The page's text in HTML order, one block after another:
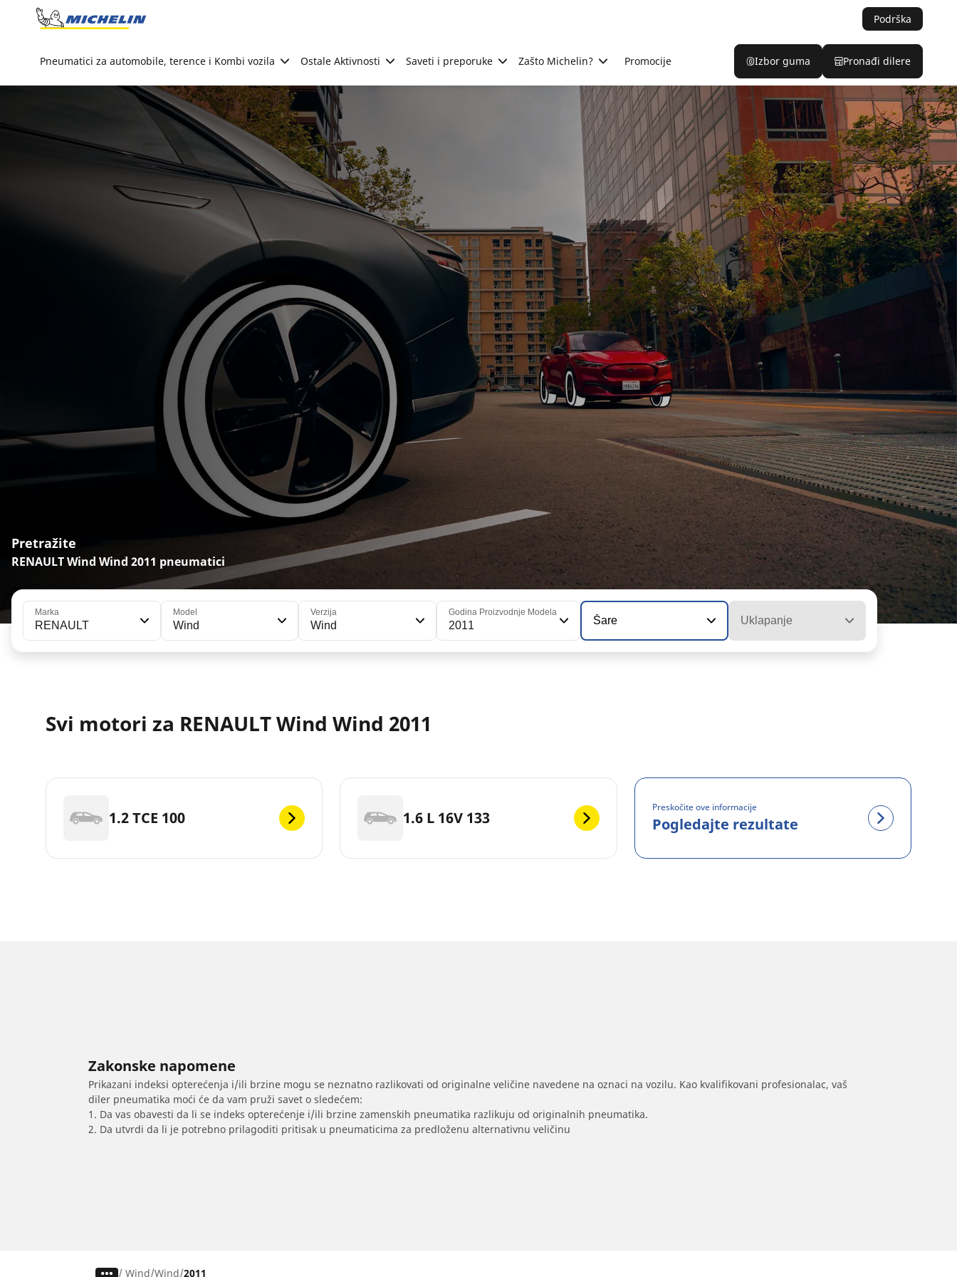
Go to page content
Podrška
Pneumatici za automobile, terence i Kombi vozila Ostale Aktivnosti Saveti i preporuke Zašto Michelin? Promocije Izbor guma Pronađi dilere
Pretražite
RENAULT Wind Wind 2011 pneumatici
Marka
RENAULT
Model
Wind
Verzija
Wind
Godina Proizvodnje Modela
2011 Šare Uklapanje
Svi motori za RENAULT Wind Wind 2011
1.2 TCE 100 1.6 L 16V 133
Preskočite ove informacije
Pogledajte rezultate
Zakonske napomene
Prikazani indeksi opterećenja i/ili brzine mogu se neznatno razlikovati od originalne veličine navedene na oznaci na vozilu. Kao kvalifikovani profesionalac, vaš
diler pneumatika moći će da vam pruži savet o sledećem:
1. Da vas obavesti da li se indeks opterećenje i/ili brzine zamenskih pneumatika razlikuju od originalnih pneumatika.
2. Da utvrdi da li je potrebno prilagoditi pritisak u pneumaticima za predloženu alternativnu veličinu
/ Wind Wind 2011